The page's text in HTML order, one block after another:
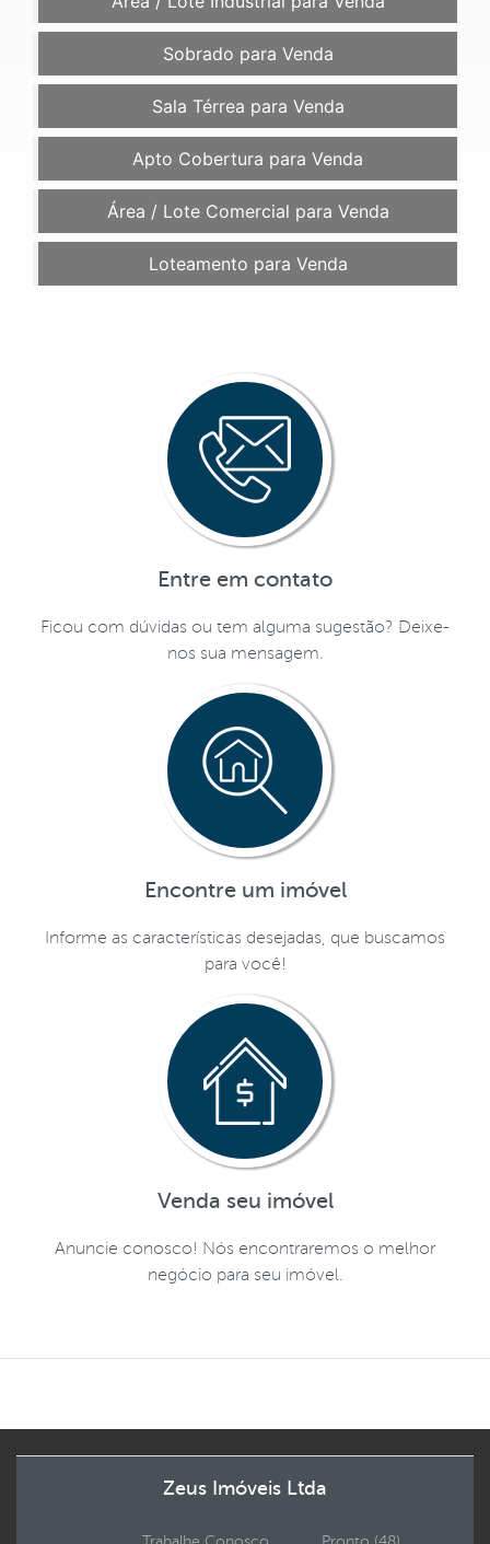
Sobrado para Venda
Sala Térrea para Venda
Apto Cobertura para Venda
Área / Lote Comercial para Venda
Loteamento para Venda
Entre em contato
Ficou com dúvidas ou tem alguma sugestão? Deixe-
nos sua mensagem.
Encontre um imóvel
Informe as características desejadas, que buscamos
para você!
Venda seu imóvel
Anuncie conosco! Nós encontraremos o melhor
negócio para seu imóvel.
Zeus Imóveis Ltda